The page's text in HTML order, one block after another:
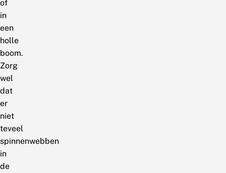
of
in
een
holle
boom.
Zorg
wel
dat
er
niet
teveel
spinnenwebben
in
de